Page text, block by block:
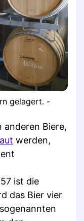
gelagert. -
anderen Biere,
werden,
ist die
das Bier vier